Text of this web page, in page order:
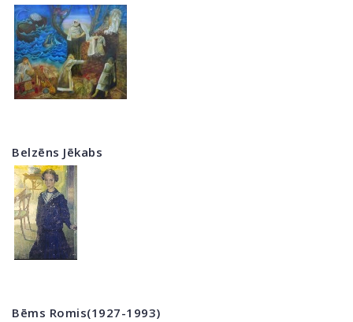
Belzēns Jēkabs
Bēms Romis(1927-1993)